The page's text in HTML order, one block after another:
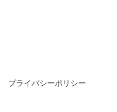
プライバシーポリシー